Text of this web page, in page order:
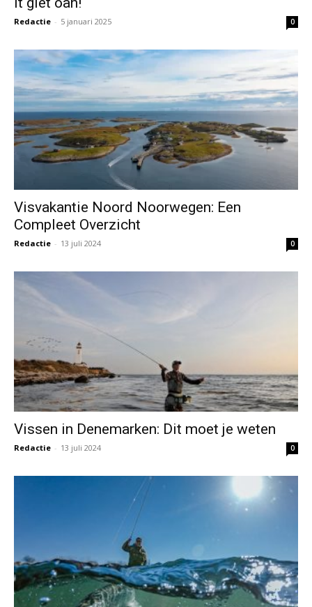
Redactie - 5 januari 2025 0
Visvakantie Noord Noorwegen: Een
Compleet Overzicht
Redactie - 13 juli 2024 0
Vissen in Denemarken: Dit moet je weten
Redactie - 13 juli 2024 0